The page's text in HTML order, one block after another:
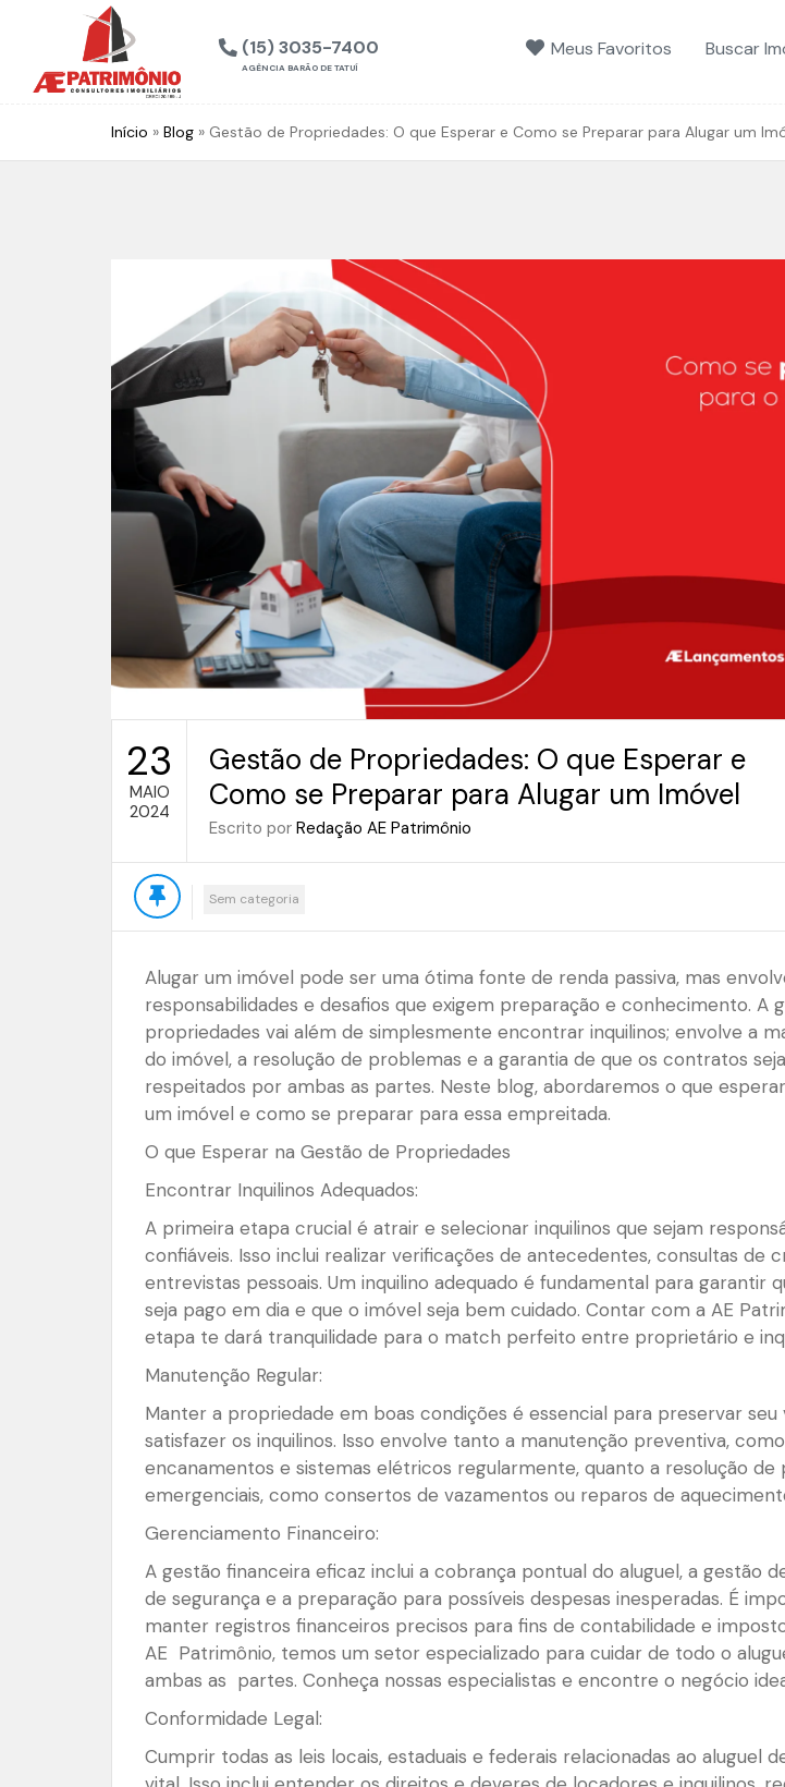
(15) 3035-7400
AGÊNCIA BARÃO DE TATUÍ
Meus Favoritos Buscar
Início » Blog » Gestão de Propriedades: O que Esperar e Como se Preparar para Alugar um
23
MAIO
2024
Gestão de Propriedades: O que Esperar e
Como se Preparar para Alugar um Imóvel
Escrito por Redação AE Patrimônio
Sem categoria
Alugar um imóvel pode ser uma ótima fonte de renda passiva, mas
responsabilidades e desafios que exigem preparação e conhecimento. A
propriedades vai além de simplesmente encontrar inquilinos; envolve a
do imóvel, a resolução de problemas e a garantia de que os contratos
respeitados por ambas as partes. Neste blog, abordaremos o que
um imóvel e como se preparar para essa empreitada.
O que Esperar na Gestão de Propriedades
Encontrar Inquilinos Adequados:
A primeira etapa crucial é atrair e selecionar inquilinos que sejam
confiáveis. Isso inclui realizar verificações de antecedentes, consultas de
entrevistas pessoais. Um inquilino adequado é fundamental para garantir
seja pago em dia e que o imóvel seja bem cuidado. Contar com a AE
etapa te dará tranquilidade para o match perfeito entre proprietário e
Manutenção Regular:
Manter a propriedade em boas condições é essencial para preservar seu
satisfazer os inquilinos. Isso envolve tanto a manutenção preventiva,
encanamentos e sistemas elétricos regularmente, quanto a resolução de
emergenciais, como consertos de vazamentos ou reparos de
Gerenciamento Financeiro:
A gestão financeira eficaz inclui a cobrança pontual do aluguel, a gestão
de segurança e a preparação para possíveis despesas inesperadas. É
manter registros financeiros precisos para fins de contabilidade e
AE Patrimônio, temos um setor especializado para cuidar de todo o
ambas as partes. Conheça nossas especialistas e encontre o negócio
Conformidade Legal:
Cumprir todas as leis locais, estaduais e federais relacionadas ao aluguel